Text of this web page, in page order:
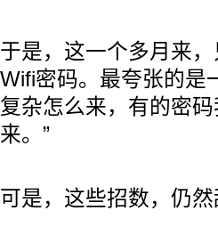
于是，这一个多月来
Wifi密码。最夸张的是
复杂怎么来，有的密
来。”
可是，这些招数，仍